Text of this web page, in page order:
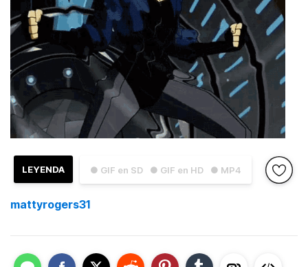
● GIF en SD ● GIF en HD ● MP4
LEYENDA
mattyrogers31